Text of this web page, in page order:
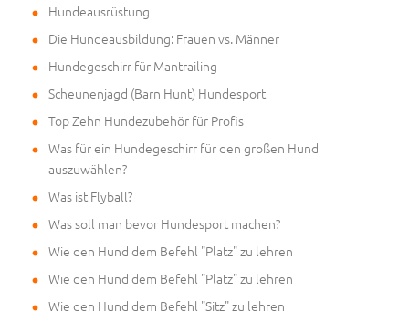
Hundeausrüstung
Die Hundeausbildung: Frauen vs. Männer
Hundegeschirr für Mantrailing
Scheunenjagd (Barn Hunt) Hundesport
Top Zehn Hundezubehör für Profis
Was für ein Hundegeschirr für den großen Hund
auszuwählen?
Was ist Flyball?
Was soll man bevor Hundesport machen?
Wie den Hund dem Befehl "Platz" zu lehren
Wie den Hund dem Befehl "Platz" zu lehren
Wie den Hund dem Befehl "Sitz" zu lehren